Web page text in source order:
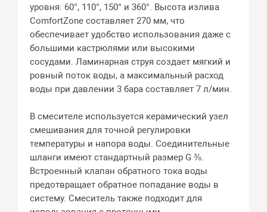
уровня: 60°, 110°, 150° и 360°. Высота излива
ComfortZone составляет 270 мм, что
обеспечивает удобство использования даже с
большими кастрюлями или высокими
сосудами. Ламинарная струя создает мягкий и
ровный поток воды, а максимальный расход
воды при давлении 3 бара составляет 7 л/мин.
В смесителе используется керамический узел
смешивания для точной регулировки
температуры и напора воды. Соединительные
шланги имеют стандартный размер G ⅜.
Встроенный клапан обратного тока воды
предотвращает обратное попадание воды в
систему. Смеситель также подходит для